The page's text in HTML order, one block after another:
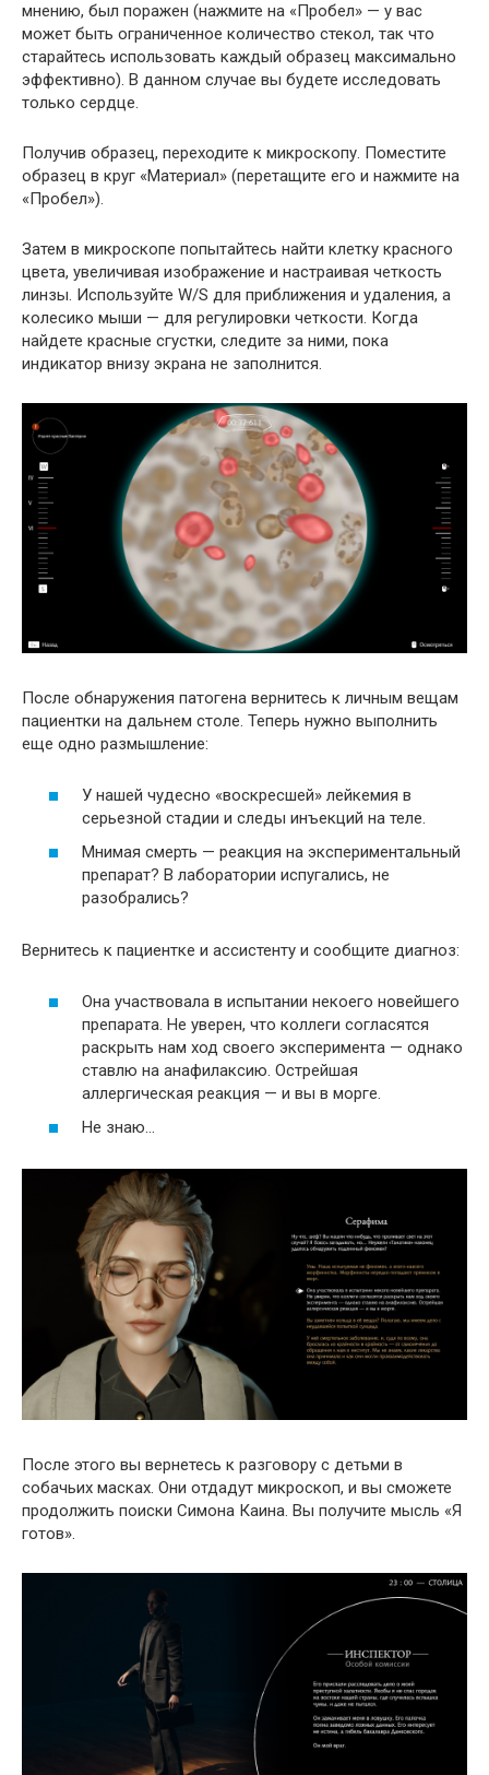
мнению, был поражен (нажмите на «Пробел» — у вас
может быть ограниченное количество стекол, так что
старайтесь использовать каждый образец максимально
эффективно). В данном случае вы будете исследовать
только сердце.
Получив образец, переходите к микроскопу. Поместите
образец в круг «Материал» (перетащите его и нажмите на
«Пробел»).
Затем в микроскопе попытайтесь найти клетку красного
цвета, увеличивая изображение и настраивая четкость
линзы. Используйте W/S для приближения и удаления, а
колесико мыши — для регулировки четкости. Когда
найдете красные сгустки, следите за ними, пока
индикатор внизу экрана не заполнится.
После обнаружения патогена вернитесь к личным вещам
пациентки на дальнем столе. Теперь нужно выполнить
еще одно размышление:
У нашей чудесно «воскресшей» лейкемия в
серьезной стадии и следы инъекций на теле.
Мнимая смерть — реакция на экспериментальный
препарат? В лаборатории испугались, не
разобрались?
Вернитесь к пациентке и ассистенту и сообщите диагноз:
Она участвовала в испытании некоего новейшего
препарата. Не уверен, что коллеги согласятся
раскрыть нам ход своего эксперимента — однако
ставлю на анафилаксию. Острейшая
аллергическая реакция — и вы в морге.
Не знаю…
После этого вы вернетесь к разговору с детьми в
собачьих масках. Они отдадут микроскоп, и вы сможете
продолжить поиски Симона Каина. Вы получите мысль «Я
готов».